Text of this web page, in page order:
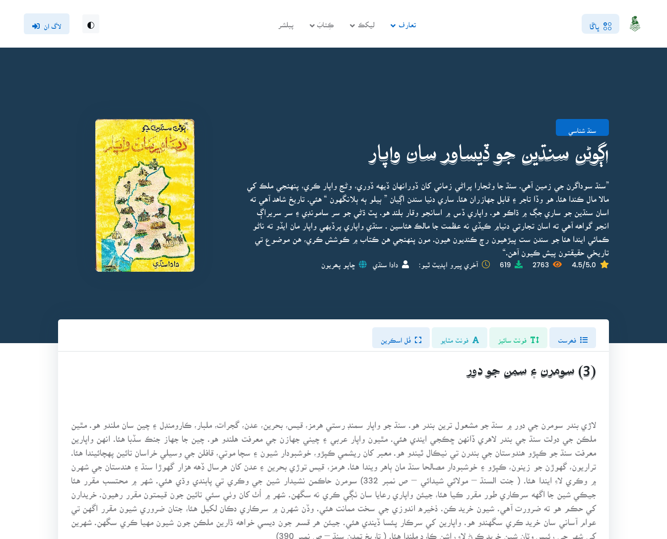
ڀاڱا تعارف ليکڪ ڪِتابَ پبلشر لاگ ان
سنڌ شناسي
اڳوڻن سنڌين جو ڏيساور سان واپار
”سنڌ سوداگرن جي زمين آهي. سنڌ جا وڻجارا پراڻي زماني کان ڏورانهان ڏيهه ڏوري، وڻج واپار ڪري، پنهنجي ملڪ کي
مالا مال ڪندا هئا. هو وڏا تاجر ۽ قابل جهازران هئا. ساري دنيا سندن اڳيان ” ٻيلو ٻه ٻلانگهون “ هئي. تاريخ شاهد آهي ته
اسان سنڌين جو ساري جڳ ۾ ڌاڪو هو. واپاري ڏس ۾ اسانجو وقار بلند هو. ڀٽ ڌڻي جو سر سامونڊي ۽ سر سريراڳ
انجو گواهه آهي ته اسان تجارتي دنيا۾ ڪيڏي نه عظمت جا مالڪ هئاسين . سنڌي واپاري پرڏيهي واپار مان ايڏو ته ناڻو
ڪمائي ايندا هئا جو سندن ست پيڙهيون رڄ ڪنديون هيون. مون پنهنجي هن ڪتاب ۾ ڪوشش ڪري، هن موضوع تي
تاريخي حقيقتون پيش ڪيون آهن.“
4.5/5.0
2763
619 آخري ڀيرو اپڊيٽ ٿيو: دادا سنڌي ڇاپو پھريون
فُل اسڪرين
(3) سومرن ۽ سمن جو دور
لاڙي بندر سومرن جي دور ۾ سنڌ جو مشعول ترين بندر هو. سنڌ جو واپار سمنڊ رستي هرمز، قيس، بحرين، عدن، گجرات، ملبار، ڪارومنڊل ۽ چين سان ملندو هو. مٿين
ملڪن جي دولت سنڌ جي بندر لاهري ڏانهن ڇڪجي ايندي هئي. مٿيون واپار عربي ۽ چيني جهازن جي معرفت هلندو هو. چين جا جهاز جنڪ سڏبا هئا. انهن واپارين
معرفت سنڌ جو ڪپڙو هندوستان جي بندرن تي نيڪال ٿيندو هو. معبر کان ريشمي ڪپڙو، خوشبودار شيون ۽ سچا موتي، قافلن جي وسيلي خراسان تائين پهچائيندا هئا.
تراريون، گهوڙن جو زينون، ڪپڙو ۽ خوشبودار مصالحا سنڌ مان ٻاهر ويندا هئا. هرمز، قيس توڙي بحرين ۽ عدن کان هرسال ڏهه هزار گهوڙا سنڌ ۽ هندستان جي شهرن
۾ وڪري لاءِ ايندا هئا. ( جنت السنڌ – مولائي شيدائي – ص نمبر 332) سومرن حاڪمن نشيدار شين جي وڪري تي پابندي وڌي هئي. شهر ۾ محتسب مقرر هئا
جيڪي شين جا اگهه سرڪاري طور مقرر ڪيا هئا، جيئن واپاري رعايا سان ٺڳي ڪري نه سگهن. شهر ۾ اُٺ کان وٺي سئي تائين جون قيمتون مقرر رهيون. خريدارن
کي حڪم هو ته ضرورت آهي. شيون خريد ڪن. ذخيره اندوزي جي سخت ممانت هئي. وڏن شهرن ۾ سرڪاري دڪان لکيل هئا، جتان ضروري شيون مقرر اگهن تي
عوام آساني سان خريد ڪري سگهندو هو. واپارين کي سرڪار پئسا ڏيندي هئي. جيئن هر قسم جون ديسي خواهه ڌارين ملڪن جون شيون مهيا ڪري سگهن. شهرين
کي شهر جي رئيس وٽان شين خريد ڪرڻ لاءِ راشن ڪارڊ ملندا هئا. ( تاريخ تمدن سنڌ – ص نمبر 390)